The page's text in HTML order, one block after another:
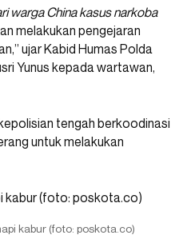
warga China kasus narkoba
melakukan pengejaran
ujar Kabid Humas Polda
Yunus kepada wartawan,
tengah berkoodinasi
untuk melakukan
kabur (foto: poskota.co)